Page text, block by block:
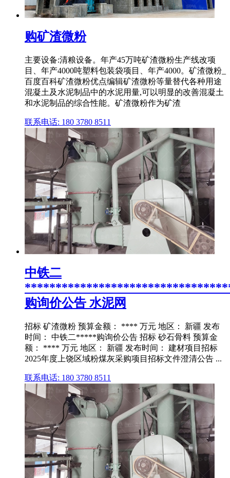
购矿渣微粉
主要设备:清粮设备。年产45万吨矿渣微粉生产线改项
目、年产4000吨塑料包装袋项目、年产4000。矿渣微粉_
百度百科矿渣微粉优点编辑矿渣微粉等量替代各种用途
混凝土及水泥制品中的水泥用量,可以明显的改善混凝土
和水泥制品的综合性能。矿渣微粉作为矿渣
联系电话: 180 3780 8511
中铁二
购询价公告 水泥网
招标 矿渣微粉 预算金额： **** 万元 地区： 新疆 发布
时间： 中铁二*****购询价公告 招标 砂石骨料 预算金
额： **** 万元 地区： 新疆 发布时间： 建材项目招标
2025年度上饶区域粉煤灰采购项目招标文件澄清公告 ...
联系电话: 180 3780 8511